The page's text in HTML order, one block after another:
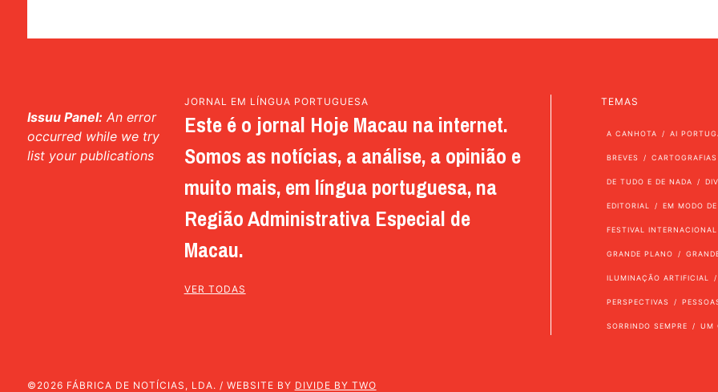
Issuu Panel: An error
occurred while we try
list your publications
JORNAL EM LÍNGUA PORTUGUESA
Este é o jornal Hoje Macau na internet.
Somos as notícias, a análise, a opinião e
muito mais, em língua portuguesa, na
Região Administrativa Especial de
Macau.
VER TODAS
TEMAS
A CANHOTA AI
BREVES CARTOGRAFIAS
DE TUDO E DE NADA
EDITORIAL EM MODO
FESTIVAL
GRANDE PLANO
ILUMINAÇÃO ARTIFICIAL
PERSPECTIVAS
SORRINDO SEMPRE UM
©2026 FÁBRICA DE NOTÍCIAS, LDA. / WEBSITE BY DIVIDE BY TWO